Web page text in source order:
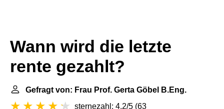
Wann wird die letzte
rente gezahlt?
Gefragt von: Frau Prof. Gerta Göbel B.Eng.
sternezahl: 4.2/5 (63